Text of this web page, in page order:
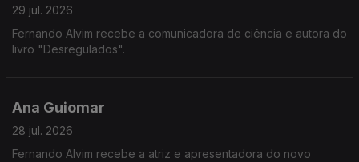
29 jul. 2026
Fernando Alvim recebe a comunicadora de ciência e autora do
livro "Desregulados".
Ana Guiomar
28 jul. 2026
Fernando Alvim recebe a atriz e apresentadora do novo